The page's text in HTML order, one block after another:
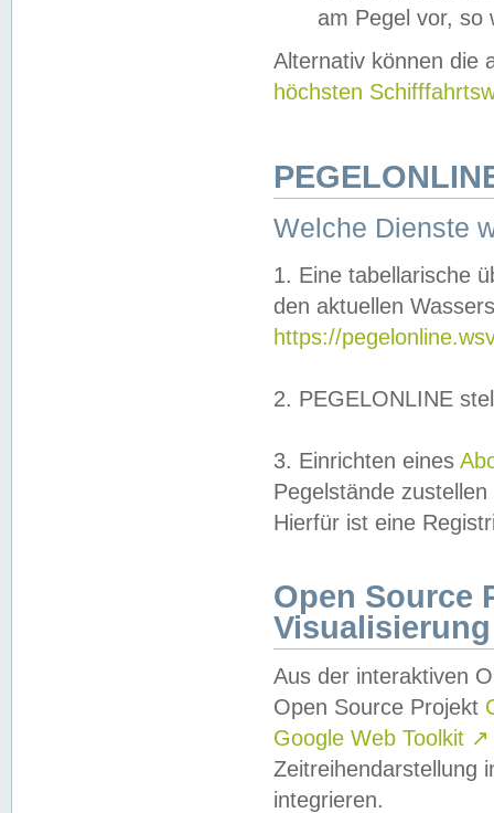
am Pegel vor,
Alternativ können die
höchsten
Welche Dienste
1. Eine tabellarische
den aktuellen
https://
2. PEGELONLINE
3. Einrichten eines
Pegelstände
Hierfür ist eine
Open Source
Visualisierung
Aus der interaktiven
Open Source Projekt
Google Web Toolkit ↗
Zeitreihendarstellung
integrieren.